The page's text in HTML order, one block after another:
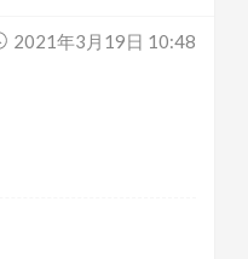
2021年3月19日 10:48